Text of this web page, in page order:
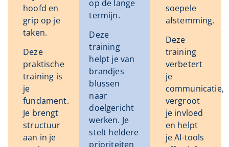
hoofd en
grip op je
taken.
Deze
praktische
training is
je
fundament.
Je brengt
structuur
aan in je
op de lange
termijn.
Deze
training
helpt je van
brandjes
blussen
naar
doelgericht
werken. Je
stelt heldere
prioriteiten
soepele
afstemming.
Deze
training
verbetert
je
communicatie,
vergroot
je invloed
en helpt
je AI-tools